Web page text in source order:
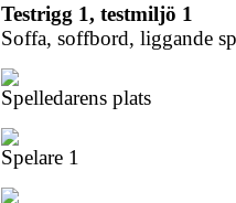
Testrigg 1, testmiljö 1
Soffa, soffbord, liggande
Spelledarens plats
Spelare 1